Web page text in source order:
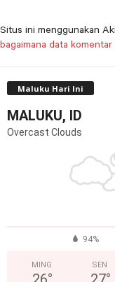
Situs ini menggunakan
bagaimana data
Maluku Hari Ini
MALUKU, ID
Overcast Clouds
94%
MING SEN